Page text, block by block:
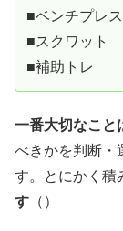
■ベンチプレ
■スクワッ
■補助トレ
一番大切なこと
べきかを判断・
す。とにかく積
す （）